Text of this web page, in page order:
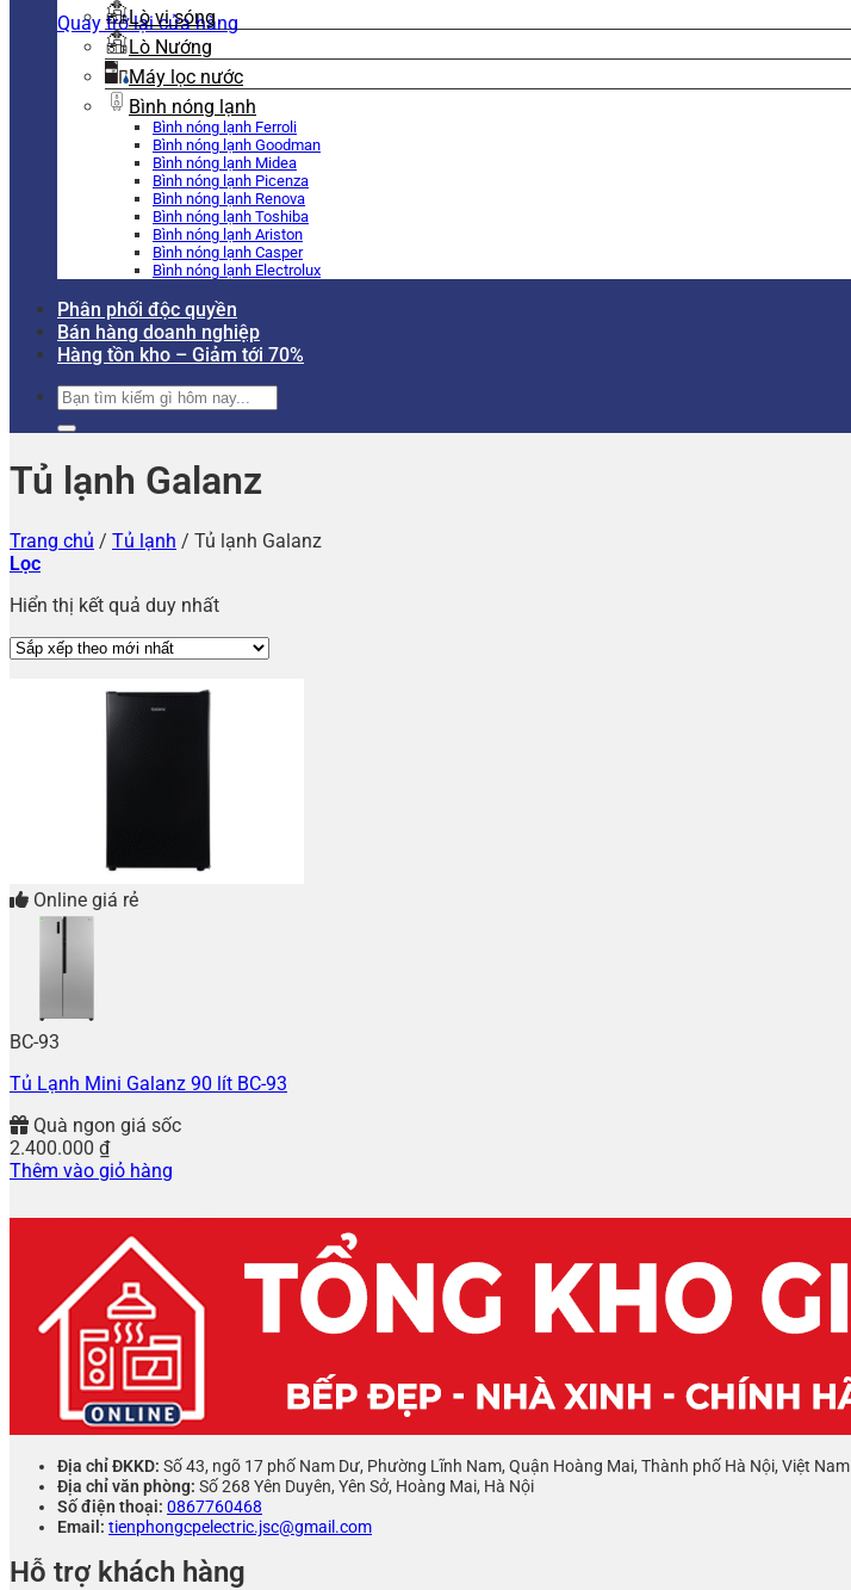
Quay trở lại cửa hàng
Lò vi sóng
Lò Nướng
Máy lọc nước
Bình nóng lạnh
Bình nóng lạnh Ferroli
Bình nóng lạnh Goodman
Bình nóng lạnh Midea
Bình nóng lạnh Picenza
Bình nóng lạnh Renova
Bình nóng lạnh Toshiba
Bình nóng lạnh Ariston
Bình nóng lạnh Casper
Bình nóng lạnh Electrolux
Phân phối độc quyền
Bán hàng doanh nghiệp
Hàng tồn kho – Giảm tới 70%
Tìm
kiếm:
Tủ lạnh Galanz
Trang chủ / Tủ lạnh / Tủ lạnh Galanz
Lọc
Hiển thị kết quả duy nhất
Online giá rẻ
BC-93
Tủ Lạnh Mini Galanz 90 lít BC-93
Quà ngon giá sốc
2.400.000 ₫
Thêm vào giỏ hàng
Địa chỉ ĐKKD: Số 43, ngõ 17 phố Nam Dư, Phường Lĩnh Nam, Quận Hoàng Mai, Thành phố Hà Nội, Việt Nam
Địa chỉ văn phòng: Số 268 Yên Duyên, Yên Sở, Hoàng Mai, Hà Nội
Số điện thoại: 0867760468
Email: tienphongcpelectric.jsc@gmail.com
Hỗ trợ khách hàng